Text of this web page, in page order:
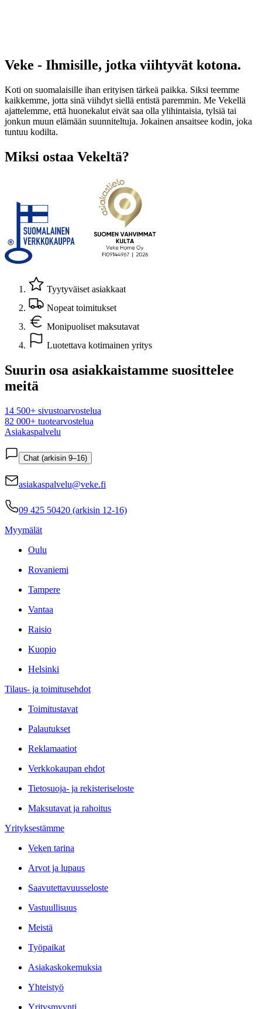
Veke - Ihmisille, jotka viihtyvät kotona.
Koti on suomalaisille ihan erityisen tärkeä paikka. Siksi teemme
kaikkemme, jotta sinä viihdyt siellä entistä paremmin. Me Vekellä
ajattelemme, että huonekalut eivät saa olla ylihintaisia, tylsiä tai
jonkun muun elämään suunniteltuja. Jokainen ansaitsee kodin, joka
tuntuu kodilta.
Miksi ostaa Vekeltä?
Tyytyväiset asiakkaat
Nopeat toimitukset
Monipuoliset maksutavat
Luotettava kotimainen yritys
Suurin osa asiakkaistamme suosittelee
meitä
14 500+ sivustoarvostelua
82 000+ tuotearvostelua
Asiakaspalvelu
Chat (arkisin 9–16)
asiakaspalvelu@veke.fi
09 425 50420 (arkisin 12-16)
Myymälät
Oulu
Rovaniemi
Tampere
Vantaa
Raisio
Kuopio
Helsinki
Tilaus- ja toimitusehdot
Toimitustavat
Palautukset
Reklamaatiot
Verkkokaupan ehdot
Tietosuoja- ja rekisteriseloste
Maksutavat ja rahoitus
Yrityksestämme
Veken tarina
Arvot ja lupaus
Saavutettavuusseloste
Vastuullisuus
Meistä
Työpaikat
Asiakaskokemuksia
Yhteistyö
Yritysmyynti